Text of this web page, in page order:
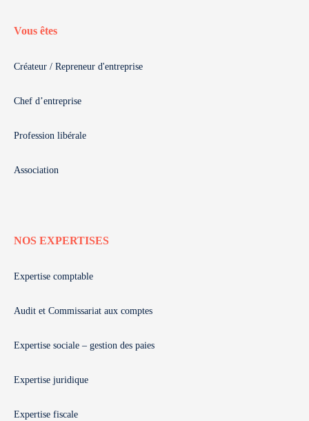
Vous êtes
Créateur / Repreneur d'entreprise
Chef d’entreprise
Profession libérale
Association
NOS EXPERTISES
Expertise comptable
Audit et Commissariat aux comptes
Expertise sociale – gestion des paies
Expertise juridique
Expertise fiscale